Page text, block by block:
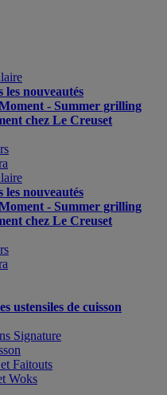
les nouveautés
- Summer grilling
chez Le Creuset
les nouveautés
- Summer grilling
chez Le Creuset
ustensiles de cuisson
Signature
Faitouts
Woks